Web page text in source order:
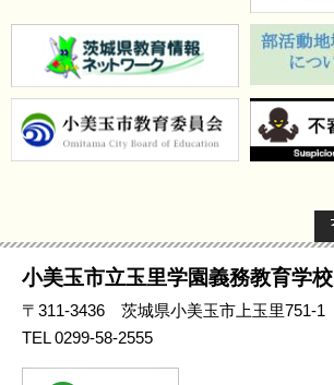
小美玉市立玉里学園義務教育学校
〒311-3436 茨城県小美玉市上玉里751-1
TEL0299-58-2555